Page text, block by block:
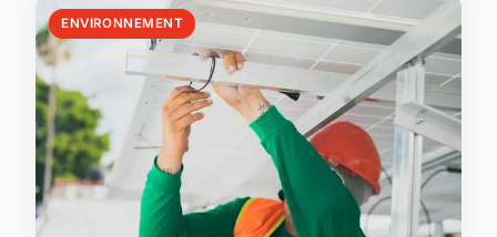
ENVIRONNEMENT